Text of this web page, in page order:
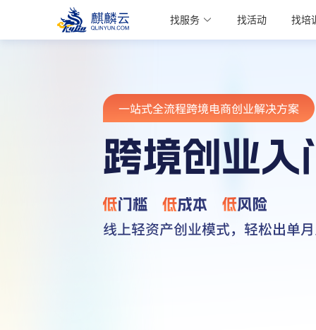
麒麟学院
Kylin Academy 找服务 找活动 找培